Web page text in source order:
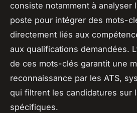
consiste notamment à analyser
poste pour intégrer des mots-
directement liés aux
aux qualifications demandées.
de ces mots-clés garantit une
reconnaissance par les ATS,
qui filtrent les candidatures sur
spécifiques.